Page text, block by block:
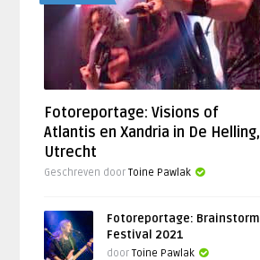
Fotoreportage: Visions of
Atlantis en Xandria in De Helling,
Utrecht
Geschreven doorToine Pawlak
Fotoreportage: Brainstorm
Festival 2021
doorToine Pawlak